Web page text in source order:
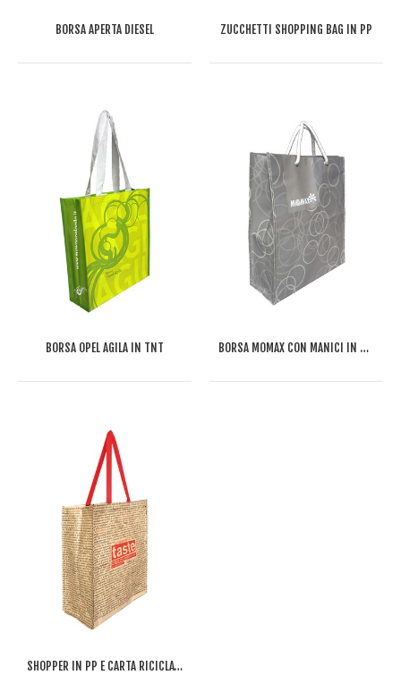
BORSA APERTA DIESEL ZUCCHETTI SHOPPING BAG IN PP
BORSA OPEL AGILA IN TNT BORSA MOMAX CON MANICI IN CORDA
SHOPPER IN PP E CARTA RICICLATA TASTE